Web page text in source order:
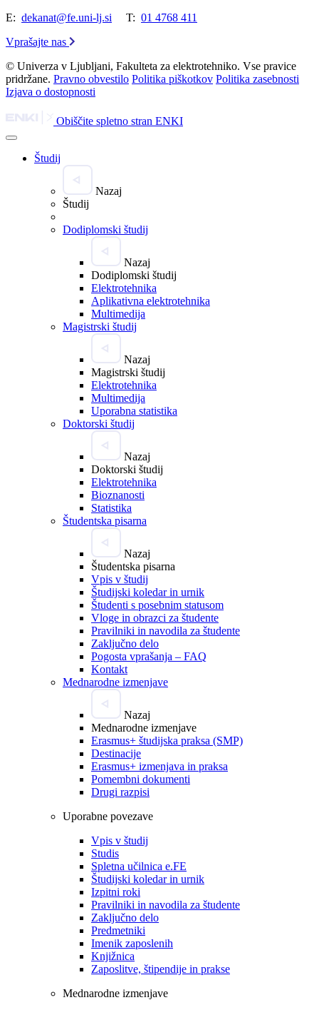
E: dekanat@fe.uni-lj.si T: 01 4768 411
Vprašajte nas
© Univerza v Ljubljani, Fakulteta za elektrotehniko. Vse pravice
pridržane. Pravno obvestilo Politika piškotkov Politika zasebnosti
Izjava o dostopnosti
Obiščite spletno stran ENKI
Študij
Nazaj
Študij
Dodiplomski študij
Nazaj
Dodiplomski študij
Elektrotehnika
Aplikativna elektrotehnika
Multimedija
Magistrski študij
Nazaj
Magistrski študij
Elektrotehnika
Multimedija
Uporabna statistika
Doktorski študij
Nazaj
Doktorski študij
Elektrotehnika
Bioznanosti
Statistika
Študentska pisarna
Nazaj
Študentska pisarna
Vpis v študij
Študijski koledar in urnik
Študenti s posebnim statusom
Vloge in obrazci za študente
Pravilniki in navodila za študente
Zaključno delo
Pogosta vprašanja – FAQ
Kontakt
Mednarodne izmenjave
Nazaj
Mednarodne izmenjave
Erasmus+ študijska praksa (SMP)
Destinacije
Erasmus+ izmenjava in praksa
Pomembni dokumenti
Drugi razpisi
Uporabne povezave
Vpis v študij
Studis
Spletna učilnica e.FE
Študijski koledar in urnik
Izpitni roki
Pravilniki in navodila za študente
Zaključno delo
Predmetniki
Imenik zaposlenih
Knjižnica
Zaposlitve, štipendije in prakse
Mednarodne izmenjave